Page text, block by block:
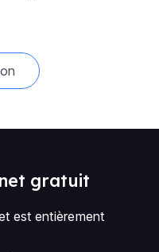
gratuit
est entièrement